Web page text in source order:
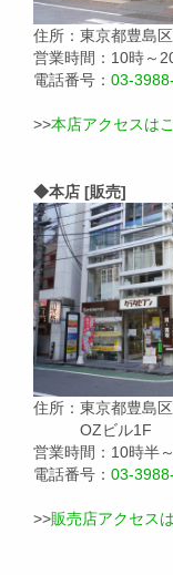
住所：東京都豊島
営業時間：10時～
電話番号： 03-
>>本店アクセスは
◆本店 [販売]
住所：東京都豊島
OZビル1F
営業時間：10時半
電話番号： 03-
>>販売店アクセス